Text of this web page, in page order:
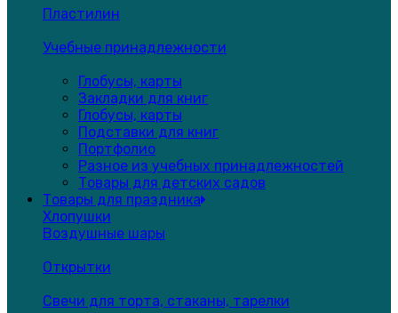
Пластилин
Учебные принадлежности
Глобусы, карты
Закладки для книг
Глобусы, карты
Подставки для книг
Портфолио
Разное из учебных принадлежностей
Товары для детских садов
Товары для праздника
Хлопушки
Воздушные шары
Открытки
Свечи для торта, стаканы, тарелки